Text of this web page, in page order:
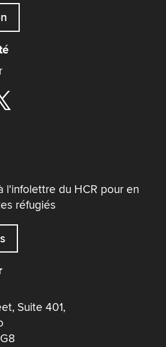
l'infolettre du HCR pour en
réfugiés
Suite 401,